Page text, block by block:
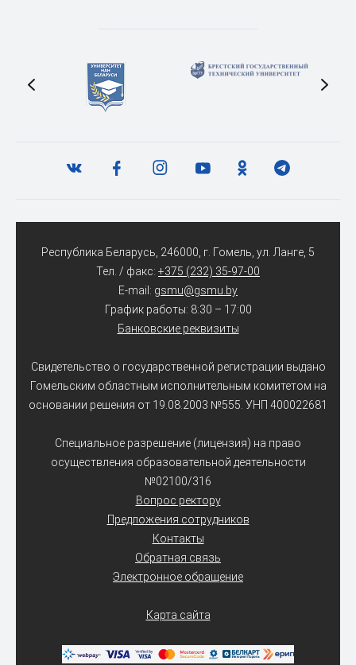
Республика Беларусь, 246000, г. Гомель, ул. Ланге, 5
Тел. / факс: +375 (232) 35-97-00
E-mail: gsmu@gsmu.by
График работы: 8:30 – 17:00
Банковские реквизиты
Свидетельство о государственной регистрации выдано
Гомельским областным исполнительным комитетом на
основании решения от 19.08.2003 №555. УНП 400022681
Специальное разрешение (лицензия) на право
осуществления образовательной деятельности
№02100/316
Вопрос ректору
Предложения сотрудников
Контакты
Обратная связь
Электронное обращение
Карта сайта